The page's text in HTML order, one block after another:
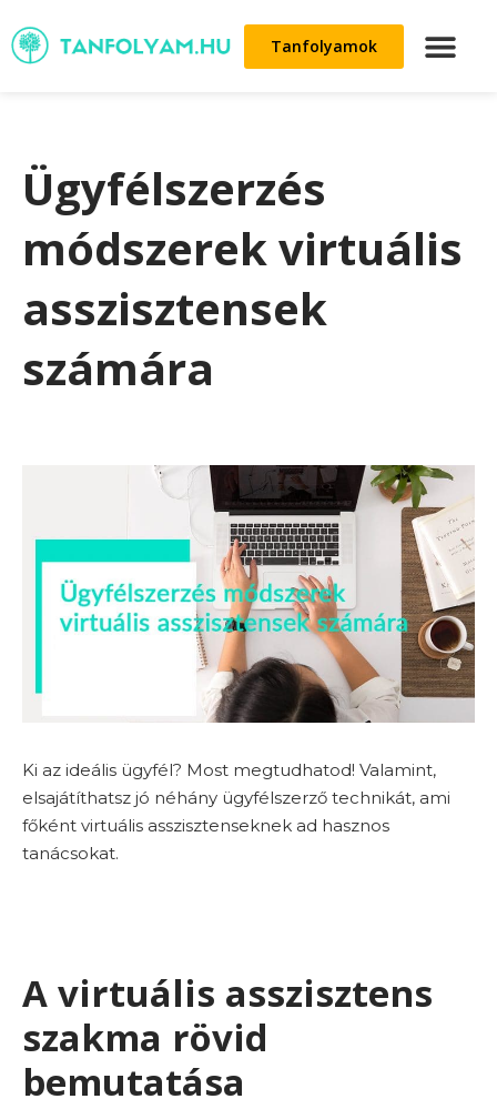
Tanfolyamok
Ügyfélszerzés
módszerek virtuális
asszisztensek
számára
Ki az ideális ügyfél? Most megtudhatod! Valamint,
elsajátíthatsz jó néhány ügyfélszerző technikát, ami
főként virtuális asszisztenseknek ad hasznos
tanácsokat.
A virtuális asszisztens
szakma rövid
bemutatása